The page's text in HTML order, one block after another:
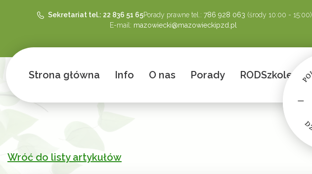
Sekretariat tel.: 22 836 51 65Porady prawne tel.: 786 928 063 (środy 10:00 - 15:00)
E-mail: mazowiecki@mazowieckipzd.pl
Strona główna Info O nas Porady RODSzkolenia
Wróć do listy artykułów